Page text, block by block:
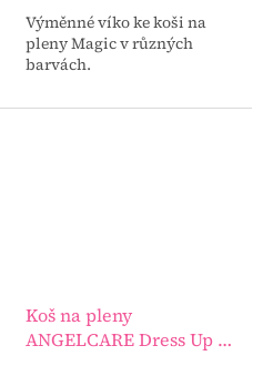
Výměnné víko ke koši na
pleny Magic v různých
barvách.
Koš na pleny
ANGELCARE Dress Up + 1